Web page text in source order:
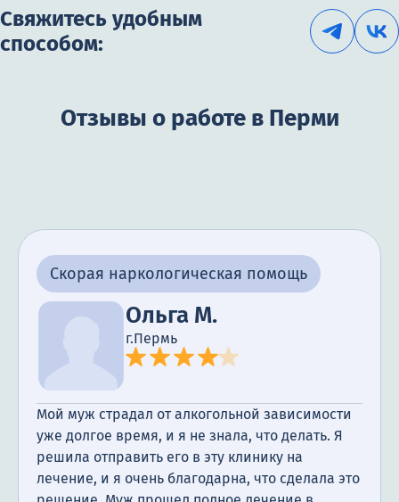
Свяжитесь удобным
способом:
Отзывы о работе в Перми
Скорая наркологическая помощь
Ольга М.
г.Пермь
Мой муж страдал от алкогольной зависимости
уже долгое время, и я не знала, что делать. Я
решила отправить его в эту клинику на
лечение, и я очень благодарна, что сделала это